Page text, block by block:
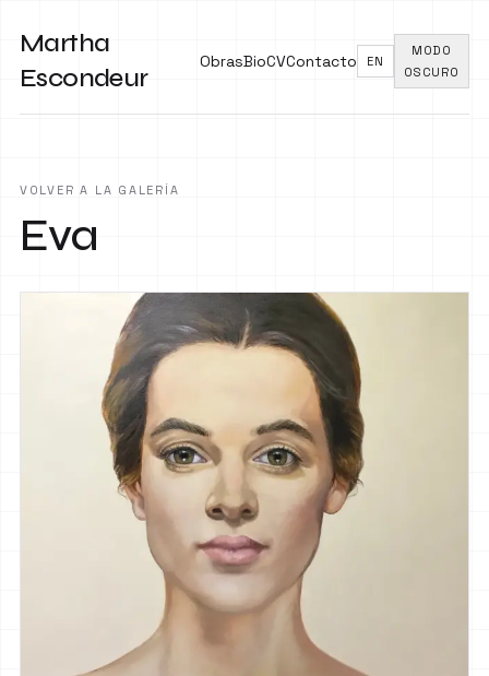
Martha
Escondeur
ObrasBioCVContacto EN
MODO
OSCURO
VOLVER A LA GALERÍA
Eva